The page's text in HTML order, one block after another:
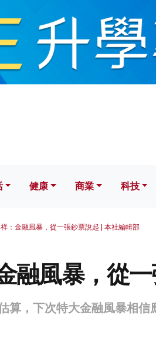
健康 科技
健康 商業 科技
：金融風暴，從一張鈔票說起 | 本社編輯部
融風暴，從
算，下次特大金融風暴相信